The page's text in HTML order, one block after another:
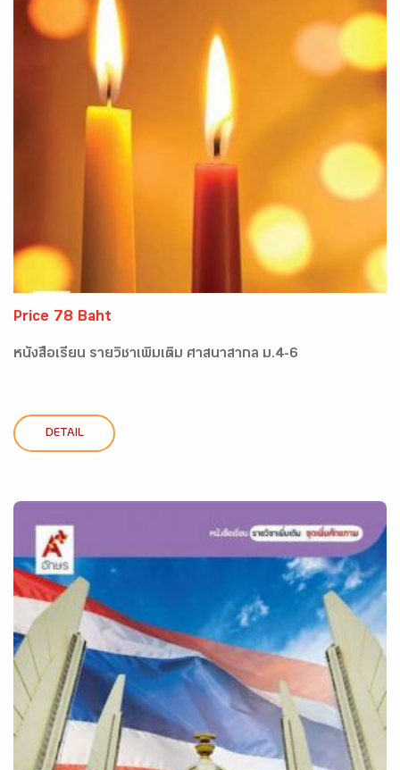
Price 78 Baht
หนังสือเรียน รายวิชาเพิ่มเติม ศาสนาสากล ม.4-6
DETAIL